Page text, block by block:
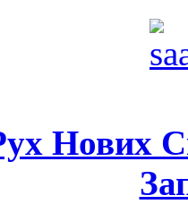
Нових